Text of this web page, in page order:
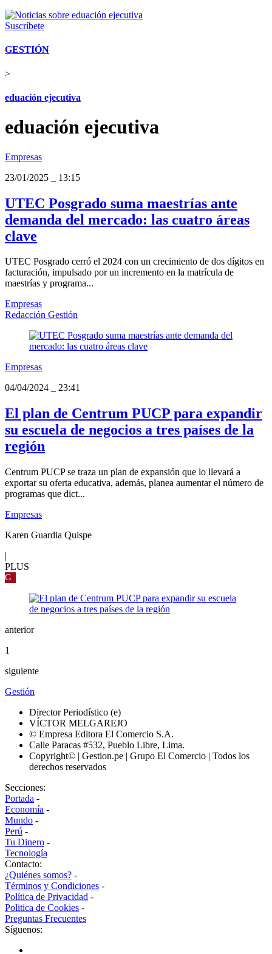
Suscríbete
GESTIÓN
>
eduación ejecutiva
eduación ejecutiva
Empresas
23/01/2025
13:15
UTEC Posgrado suma maestrías ante
demanda del mercado: las cuatro áreas
clave
UTEC Posgrado cerró el 2024 con un crecimiento de dos dígitos en
facturación, impulsado por un incremento en la matrícula de
maestrías y programa...
Empresas
Redacción Gestión
Empresas
04/04/2024
23:41
El plan de Centrum PUCP para expandir
su escuela de negocios a tres países de la
región
Centrum PUCP se traza un plan de expansión que lo llevará a
exportar su oferta educativa, además, planea aumentar el número de
programas que dict...
Empresas
Karen Guardia Quispe
|
PLUS
G
anterior
1
siguiente
Gestión
Director Periodístico (e)
VÍCTOR MELGAREJO
© Empresa Editora El Comercio S.A.
Calle Paracas #532, Pueblo Libre, Lima.
Copyright© | Gestion.pe | Grupo El Comercio | Todos los
derechos reservados
Secciones:
Portada -
Economía -
Mundo -
Perú -
Tu Dinero -
Tecnología
Contacto:
¿Quiénes somos? -
Términos y Condiciones -
Política de Privacidad -
Politica de Cookies -
Preguntas Frecuentes
Síguenos: